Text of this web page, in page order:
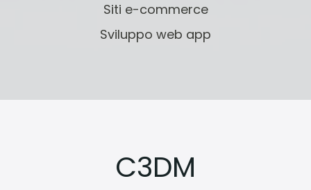
Siti e-commerce
Sviluppo web app
C3DM